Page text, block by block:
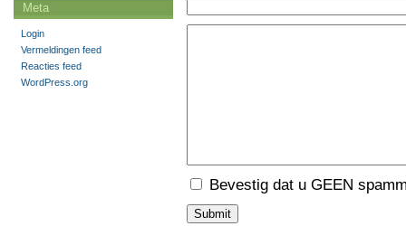
Bevestig dat u GEEN
Meta
Login
Vermeldingen feed
Reacties feed
WordPress.org